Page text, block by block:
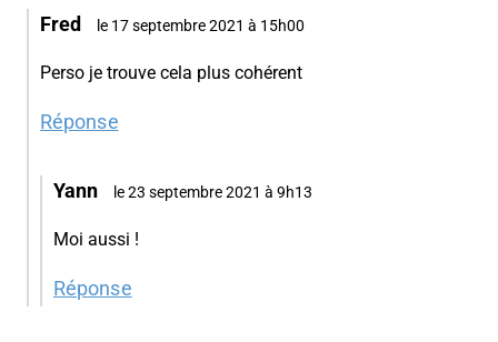
Fred le 17 septembre 2021 à 15h00
Perso je trouve cela plus cohérent
Réponse
Yann le 23 septembre 2021 à 9h13
Moi aussi !
Réponse